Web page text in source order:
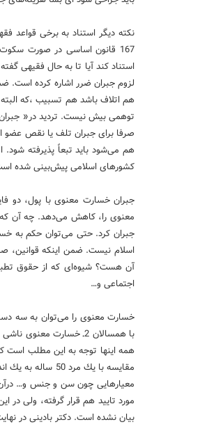
نكته دیگر استناد به برخی
167 قانون اساسی در صورت
استناد كند آیا تا به حال فقیهی
لزوم جبران ضرر اشاره كرده است.
هم اتلاف باشد هم تسبیب ،كه
توهمی بیش نیست. تردید در«
صرفا برای جبران تلف یا نقص عضو
هم می‌شود باید تبعاً پذیرفته
كشورهای اسلامی پیش‌بینی شده
معنوی را، كاهش می‌دهد. چه آن كه
جبران كرد. حتی می‌توان حكم به
اسلام نیست. ضمن اینكه قوانین،
آن هست؟ شیوه‌ای كه از حقوق
اجتماعی و…
همه اینها توجه به این مطلب است
مقایسه با یك
معیارهایی چون سن و جنس و… درآن
مورد تایید هم قرار گرفته، ولی
بیان نشده است. دكتر بادینی در